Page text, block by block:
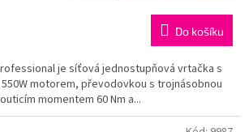
Do košíku
je síťová jednostupňová vrtačka s
motorem, převodovkou s trojnásobnou
momentem 60 Nm a...